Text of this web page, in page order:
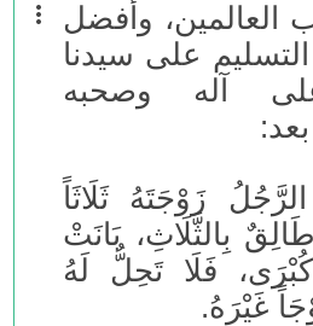
العالمين، وأفضل
التسليم على سيدنا
آله وصحبه
زَوْجَتَهُ ثَلَاثَاً
بِالثَّلَاثِ، بَانَتْ
كُبْرَى، فَلَا تَحِلُّ لَهُ
غَيْرَهُ.